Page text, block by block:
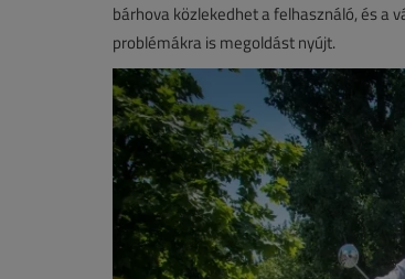
bárhova közlekedhet a felhasználó, és a
problémákra is megoldást nyújt.